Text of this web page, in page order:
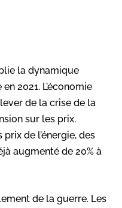
la dynamique
2021. L’économie
de la crise de la
sur les prix.
de l’énergie, des
augmenté de 20% à
de la guerre. Les